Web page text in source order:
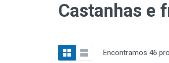
AÇOUGUE
BAZAR (NOVO)
Castanhas e
Encontramos 46